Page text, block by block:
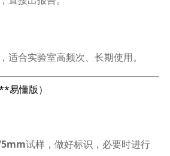
适合实验室高频次、长期使用。
易懂版）
试样，做好标识，必要时进行